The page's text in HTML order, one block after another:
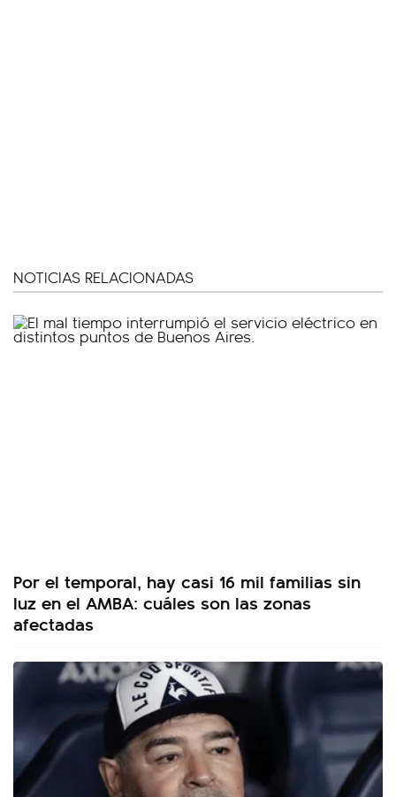
NOTICIAS RELACIONADAS
Por el temporal, hay casi 16 mil familias sin
luz en el AMBA: cuáles son las zonas
afectadas